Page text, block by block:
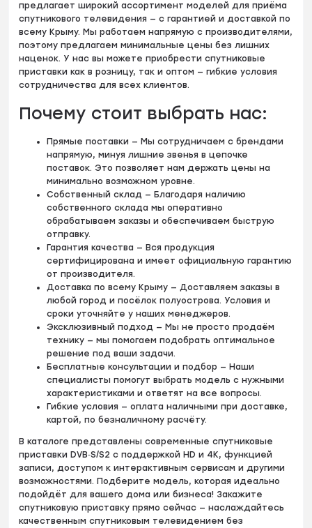
предлагает широкий ассортимент моделей для приёма
спутникового телевидения — с гарантией и доставкой по
всему Крыму. Мы работаем напрямую с производителями,
поэтому предлагаем минимальные цены без лишних
наценок. У нас вы можете приобрести спутниковые
приставки как в розницу, так и оптом — гибкие условия
сотрудничества для всех клиентов.
Почему стоит выбрать нас:
Прямые поставки — Мы сотрудничаем с брендами
напрямую, минуя лишние звенья в цепочке
поставок. Это позволяет нам держать цены на
минимально возможном уровне.
Собственный склад — Благодаря наличию
собственного склада мы оперативно
обрабатываем заказы и обеспечиваем быструю
отправку.
Гарантия качества — Вся продукция
сертифицирована и имеет официальную гарантию
от производителя.
Доставка по всему Крыму — Доставляем заказы в
любой город и посёлок полуострова. Условия и
сроки уточняйте у наших менеджеров.
Эксклюзивный подход — Мы не просто продаём
технику — мы помогаем подобрать оптимальное
решение под ваши задачи.
Бесплатные консультации и подбор — Наши
специалисты помогут выбрать модель с нужными
характеристиками и ответят на все вопросы.
Гибкие условия — оплата наличными при доставке,
картой, по безналичному расчёту.
В каталоге представлены современные спутниковые
приставки DVB‑S/S2 с поддержкой HD и 4K, функцией
записи, доступом к интерактивным сервисам и другими
возможностями. Подберите модель, которая идеально
подойдёт для вашего дома или бизнеса! Закажите
спутниковую приставку прямо сейчас — наслаждайтесь
качественным спутниковым телевидением без